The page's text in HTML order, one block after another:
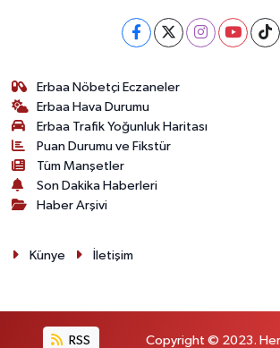
Erbaa Nöbetçi Eczaneler
Erbaa Hava Durumu
Erbaa Trafik Yoğunluk Haritası
Puan Durumu ve Fikstür
Tüm Manşetler
Son Dakika Haberleri
Haber Arşivi
Künye İletişim
RSS Copyright © 2023. Her